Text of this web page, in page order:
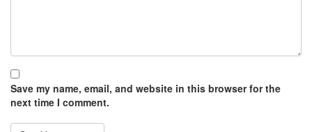
Save my name, email, and website in this browser for the
next time I comment.